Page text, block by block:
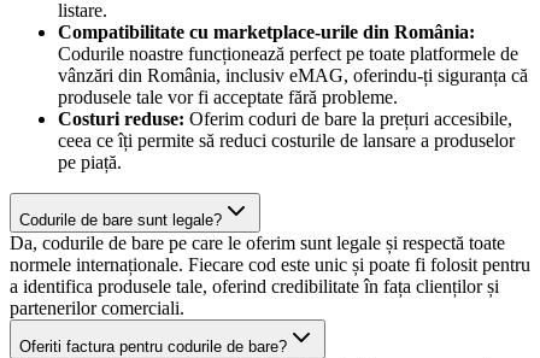
listare.
Compatibilitate cu marketplace-urile din România:
Codurile noastre funcționează perfect pe toate platformele de
vânzări din România, inclusiv eMAG, oferindu-ți siguranța că
produsele tale vor fi acceptate fără probleme.
Costuri reduse: Oferim coduri de bare la prețuri accesibile,
ceea ce îți permite să reduci costurile de lansare a produselor
pe piață.
Codurile de bare sunt legale?
Da, codurile de bare pe care le oferim sunt legale și respectă toate
normele internaționale. Fiecare cod este unic și poate fi folosit pentru
a identifica produsele tale, oferind credibilitate în fața clienților și
partenerilor comerciali.
Oferiti factura pentru codurile de bare?